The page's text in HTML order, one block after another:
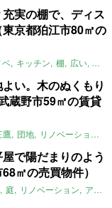
実の棚で、ディス
京都狛江市80㎡の
ベ キッチン 棚 広い ガイ
い。木のぬくもり
蔵野市59㎡の賃貸
鷹 団地 リノベーション
で陽だまりのよう
㎡の売買物件）
庭 リノベーション アメリカンハウス